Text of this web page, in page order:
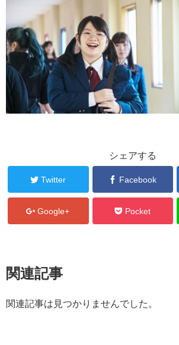
シェアする
Twitter Facebook
Google+ Pocket
関連記事
関連記事は見つかりませんでした。